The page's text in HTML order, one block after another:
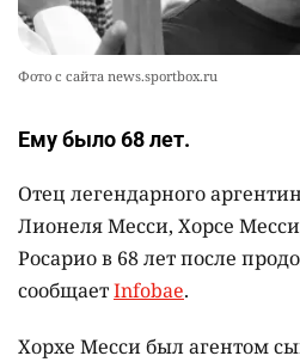
Фото с сайта news.sportbox.ru
Ему было 68 лет.
Отец легендарного
Лионеля Месси, Хорсе
Росарио в 68 лет после
сообщаетInfobae.
Хорхе Месси был агентом